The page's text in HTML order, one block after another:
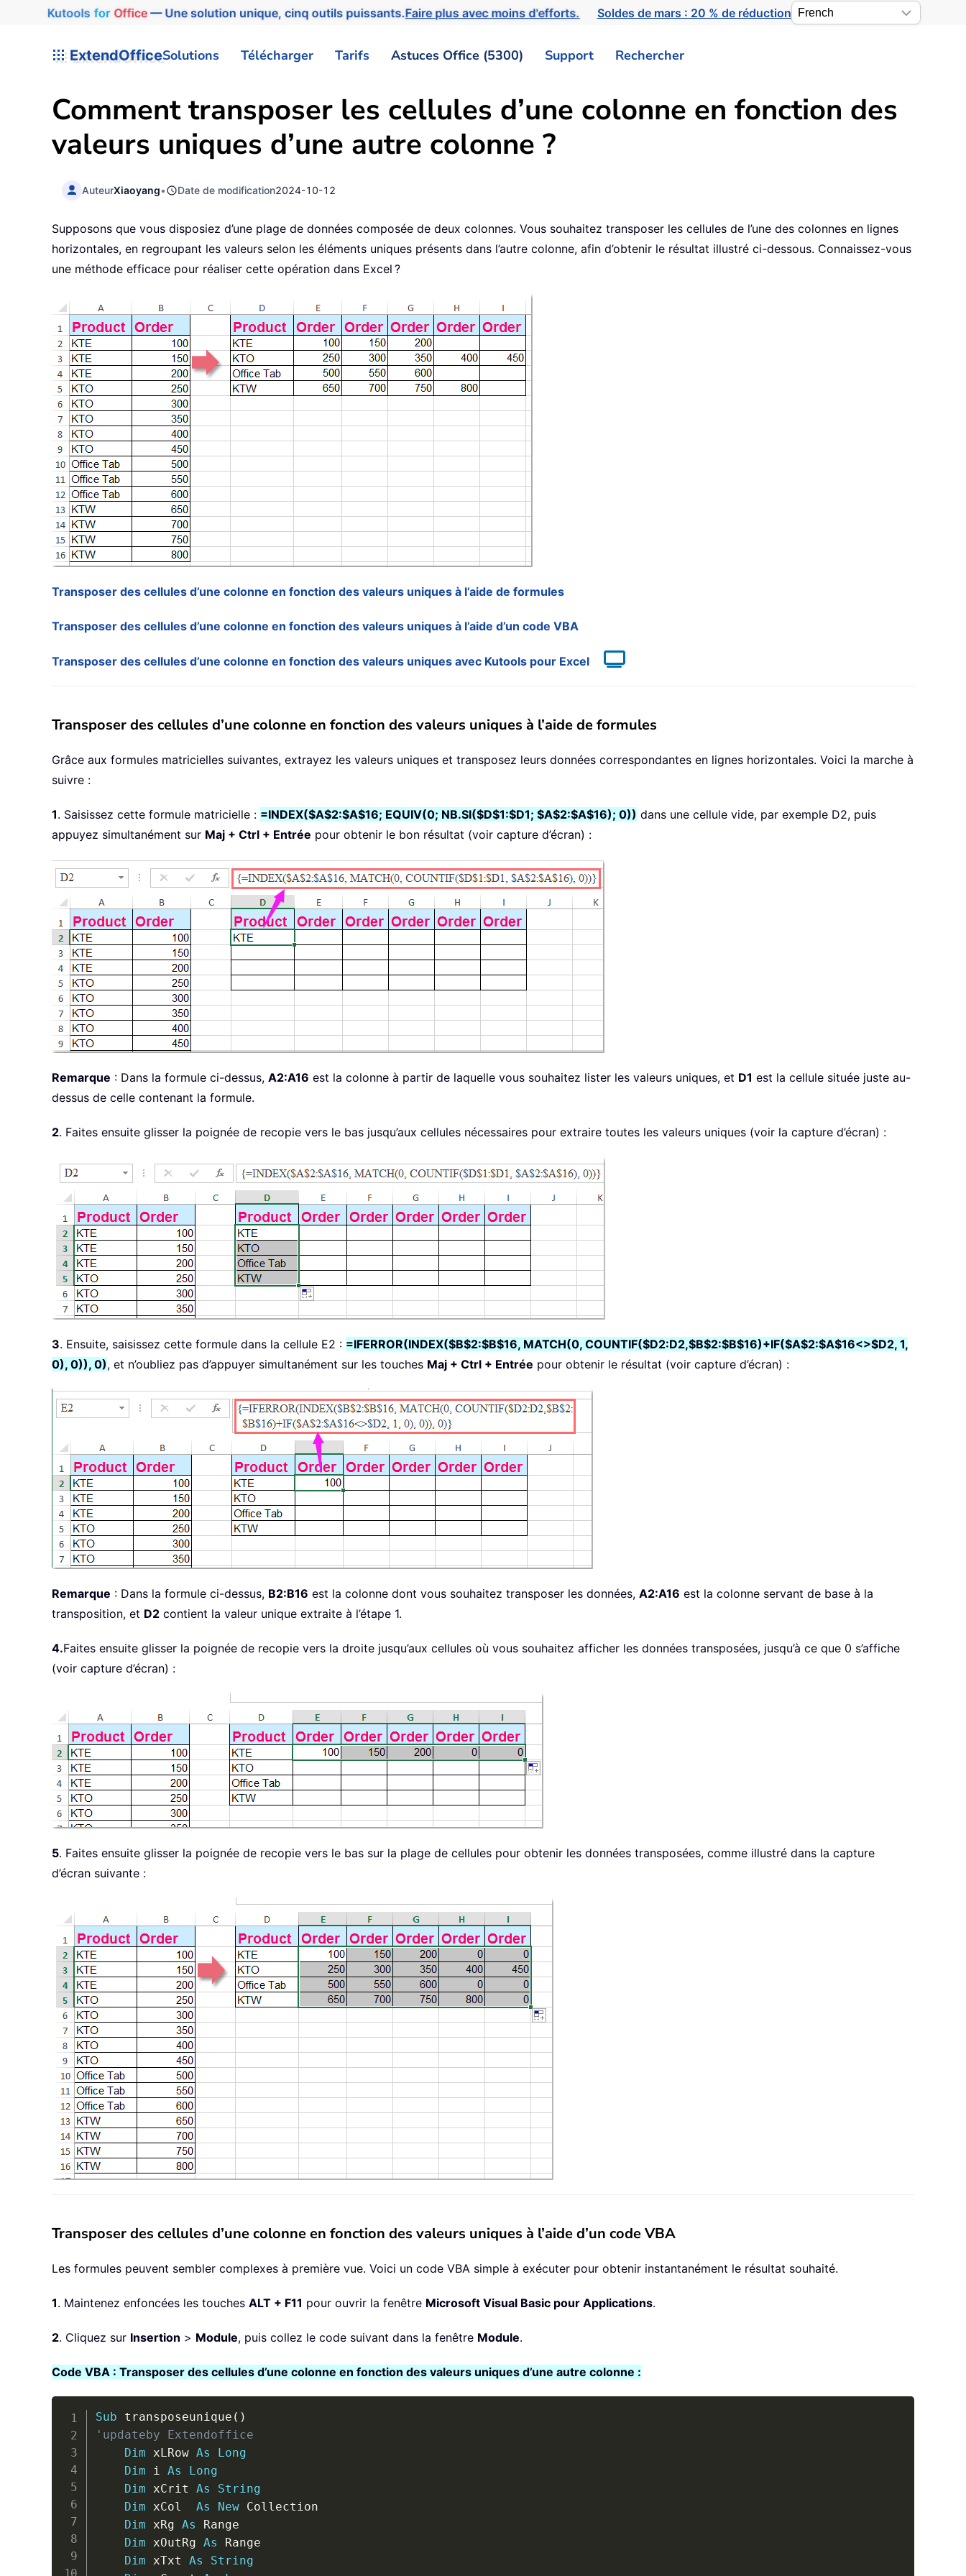
Kutools for Office— Une solution unique, cinq outils puissants.Faire plus avec moins d'efforts. Soldes de mars : 20 % de réduction
ExtendOfficeSolutions Télécharger Tarifs Astuces Office (5300) Support Rechercher
Comment transposer les cellules d’une colonne en fonction des
valeurs uniques d’une autre colonne ?
AuteurXiaoyang• Date de modification2024-10-12
Supposons que vous disposiez d’une plage de données composée de deux colonnes. Vous souhaitez transposer les cellules de l’une des colonnes en lignes
horizontales, en regroupant les valeurs selon les éléments uniques présents dans l’autre colonne, afin d’obtenir le résultat illustré ci-dessous. Connaissez-vous
une méthode efficace pour réaliser cette opération dans Excel ?
Transposer des cellules d’une colonne en fonction des valeurs uniques à l’aide de formules
Transposer des cellules d’une colonne en fonction des valeurs uniques à l’aide d’un code VBA
Transposer des cellules d’une colonne en fonction des valeurs uniques avec Kutools pour Excel
Transposer des cellules d’une colonne en fonction des valeurs uniques à l’aide de formules
Grâce aux formules matricielles suivantes, extrayez les valeurs uniques et transposez leurs données correspondantes en lignes horizontales. Voici la marche à
suivre :
1. Saisissez cette formule matricielle : =INDEX($A$2:$A$16; EQUIV(0; NB.SI($D$1:$D1; $A$2:$A$16); 0)) dans une cellule vide, par exemple D2, puis
appuyez simultanément sur Maj + Ctrl + Entrée pour obtenir le bon résultat (voir capture d’écran) :
Remarque : Dans la formule ci-dessus, A2:A16 est la colonne à partir de laquelle vous souhaitez lister les valeurs uniques, et D1 est la cellule située juste au-
dessus de celle contenant la formule.
2. Faites ensuite glisser la poignée de recopie vers le bas jusqu’aux cellules nécessaires pour extraire toutes les valeurs uniques (voir la capture d’écran) :
3. Ensuite, saisissez cette formule dans la cellule E2 : =IFERROR(INDEX($B$2:$B$16, MATCH(0, COUNTIF($D2:D2,$B$2:$B$16)+IF($A$2:$A$16<>$D2, 1,
0), 0)), 0), et n’oubliez pas d’appuyer simultanément sur les touches Maj + Ctrl + Entrée pour obtenir le résultat (voir capture d’écran) :
Remarque : Dans la formule ci-dessus, B2:B16 est la colonne dont vous souhaitez transposer les données, A2:A16 est la colonne servant de base à la
transposition, et D2 contient la valeur unique extraite à l’étape 1.
4.Faites ensuite glisser la poignée de recopie vers la droite jusqu’aux cellules où vous souhaitez afficher les données transposées, jusqu’à ce que 0 s’affiche
(voir capture d’écran) :
5. Faites ensuite glisser la poignée de recopie vers le bas sur la plage de cellules pour obtenir les données transposées, comme illustré dans la capture
d’écran suivante :
Transposer des cellules d’une colonne en fonction des valeurs uniques à l’aide d’un code VBA
Les formules peuvent sembler complexes à première vue. Voici un code VBA simple à exécuter pour obtenir instantanément le résultat souhaité.
1. Maintenez enfoncées les touches ALT + F11 pour ouvrir la fenêtre Microsoft Visual Basic pour Applications.
2. Cliquez sur Insertion > Module, puis collez le code suivant dans la fenêtre Module.
Code VBA : Transposer des cellules d’une colonne en fonction des valeurs uniques d’une autre colonne :
Sub transposeunique ( )
'updateby Extendoffice
Dim xLRow As
Long
Dim i As
Long
Dim xCrit As
String
Dim xCol As New Collection
Dim xRg As Range
Dim xOutRg As Range
Dim xTxt As
String